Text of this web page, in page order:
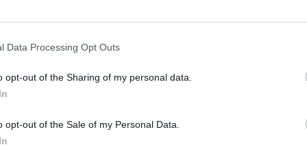
Data Processing Opt Outs
opt-out of the Sharing of my personal data.
opt-out of the Sale of my Personal Data.
NIS2 – Τι πρέπει να γνωρίζει ο CISO
σήμερα
οικοσυστήματα.